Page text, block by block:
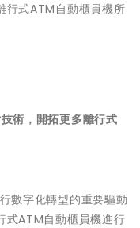
行式ATM自動櫃員機所
術，開拓更多離行式
數字化轉型的重要驅動
式ATM自動櫃員機進行